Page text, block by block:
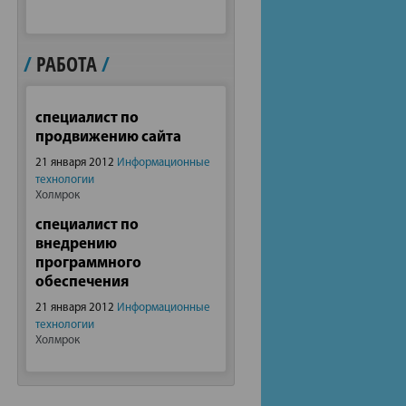
/ РАБОТА/
специалист по
продвижению сайта
21 января 2012 Информационные
технологии
Холмрок
специалист по
внедрению
программного
обеспечения
21 января 2012 Информационные
технологии
Холмрок